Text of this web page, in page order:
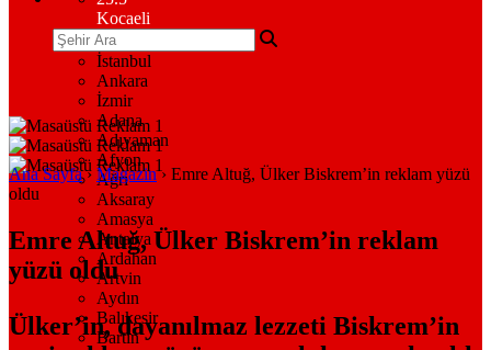
Kocaeli
İstanbul
Ankara
İzmir
Adana
Adıyaman
Afyon
Ağrı
Aksaray
Amasya
Antalya
Ardahan
Artvin
Aydın
Balıkesir
Bartın
Ana Sayfa› Magazin› Emre Altuğ, Ülker Biskrem’in reklam yüzü
oldu
Emre Altuğ, Ülker Biskrem’in reklam
yüzü oldu
Ülker’in, dayanılmaz lezzeti Biskrem’in